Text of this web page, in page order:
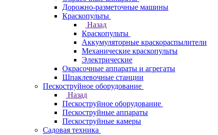
Дорожно-разметочные машины
Краскопульты
Назад
Краскопульты
Аккумуляторные краскораспылители
Механические краскопульты
Электрические
Окрасочные аппараты и агрегаты
Шпаклевочные станции
Пескоструйное оборудование
Назад
Пескоструйное оборудование
Пескоструйные аппараты
Пескоструйные камеры
Садовая техника